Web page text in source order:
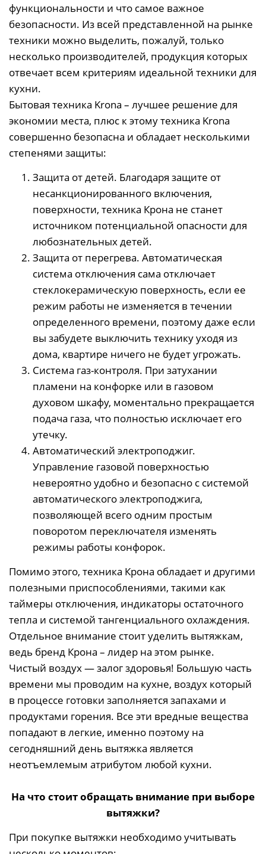
функциональности и что самое важное
безопасности. Из всей представленной на рынке
техники можно выделить, пожалуй, только
несколько производителей, продукция которых
отвечает всем критериям идеальной техники для
кухни.
Бытовая техника Krona – лучшее решение для
экономии места, плюс к этому техника Krona
совершенно безопасна и обладает несколькими
степенями защиты:
Защита от детей. Благодаря защите от
несанкционированного включения,
поверхности, техника Крона не станет
источником потенциальной опасности для
любознательных детей.
Защита от перегрева. Автоматическая
система отключения сама отключает
стеклокерамическую поверхность, если ее
режим работы не изменяется в течении
определенного времени, поэтому даже если
вы забудете выключить технику уходя из
дома, квартире ничего не будет угрожать.
Система газ-контроля. При затухании
пламени на конфорке или в газовом
духовом шкафу, моментально прекращается
подача газа, что полностью исключает его
утечку.
Автоматический электроподжиг.
Управление газовой поверхностью
невероятно удобно и безопасно с системой
автоматического электроподжига,
позволяющей всего одним простым
поворотом переключателя изменять
режимы работы конфорок.
Помимо этого, техника Крона обладает и другими
полезными приспособлениями, такими как
таймеры отключения, индикаторы остаточного
тепла и системой тангенциального охлаждения.
Отдельное внимание стоит уделить вытяжкам,
ведь бренд Крона – лидер на этом рынке.
Чистый воздух — залог здоровья! Большую часть
времени мы проводим на кухне, воздух который
в процессе готовки заполняется запахами и
продуктами горения. Все эти вредные вещества
попадают в легкие, именно поэтому на
сегодняшний день вытяжка является
неотъемлемым атрибутом любой кухни.
На что стоит обращать внимание при выборе
вытяжки?
При покупке вытяжки необходимо учитывать